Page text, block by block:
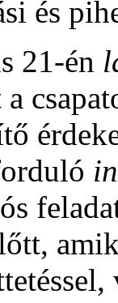
és
21-én
a